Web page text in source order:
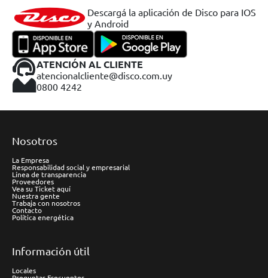
Descargá la aplicación de Disco para IOS
y Android
ATENCIÓN AL CLIENTE
atencionalcliente@disco.com.uy
0800 4242
Nosotros
La Empresa
Responsabilidad social y empresarial
Línea de transparencia
Proveedores
Vea su Ticket aquí
Nuestra gente
Trabaja con nosotros
Contacto
Política energética
Información útil
Locales